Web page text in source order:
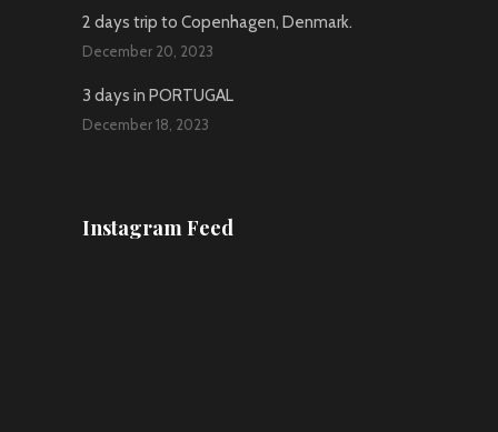
2 days trip to Copenhagen, Denmark.
December 20, 2023
3 days in PORTUGAL
December 18, 2023
Instagram Feed